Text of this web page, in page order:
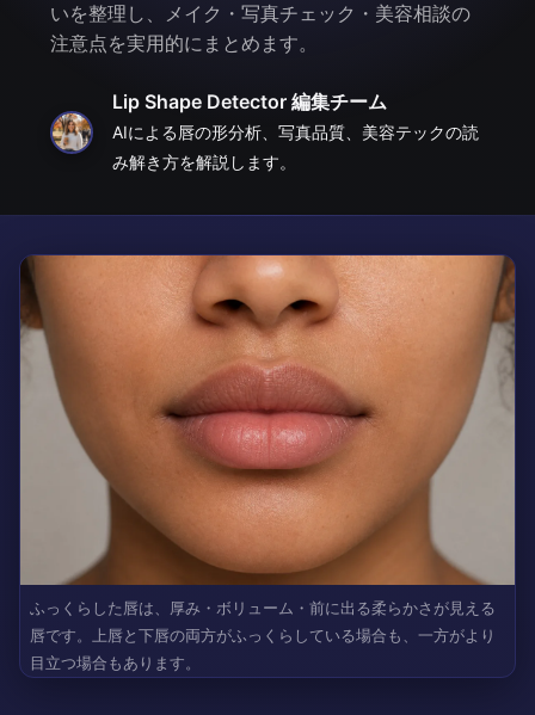
いを整理し、メイク・写真チェック・美容相談の
注意点を実用的にまとめます。
Lip Shape Detector 編集チーム
AIによる唇の形分析、写真品質、美容テックの読
み解き方を解説します。
ふっくらした唇は、厚み・ボリューム・前に出る柔らかさが見える
唇です。上唇と下唇の両方がふっくらしている場合も、一方がより
目立つ場合もあります。